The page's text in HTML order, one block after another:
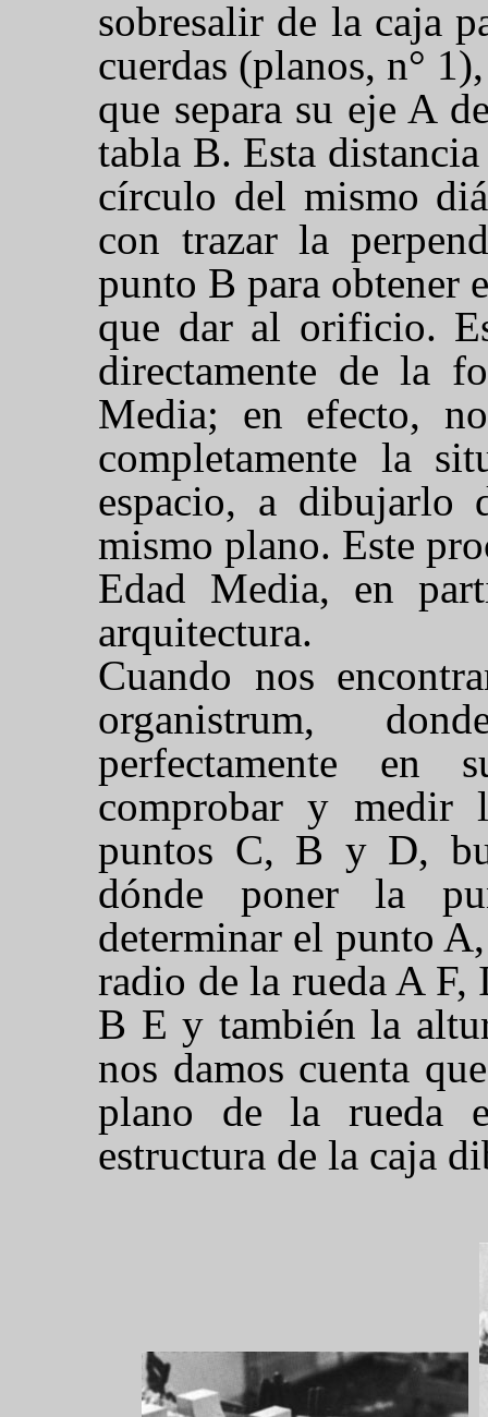
sobresalir de la caja
cuerdas (planos, n°
que separa su eje A
tabla B. Esta
círculo del mismo
con trazar la
punto B para obtener
que dar al orificio.
directamente de la
Media; en efecto,
completamente la
espacio, a
mismo plano. Este
Edad Media, en
arquitectura.
Cuando nos
organistrum,
perfectamente
comprobar y medir
puntos C, B y D,
dónde poner la
determinar el punto
radio de la rueda A F,
B E y también la
nos damos cuenta
plano de la rueda
estructura de la caja